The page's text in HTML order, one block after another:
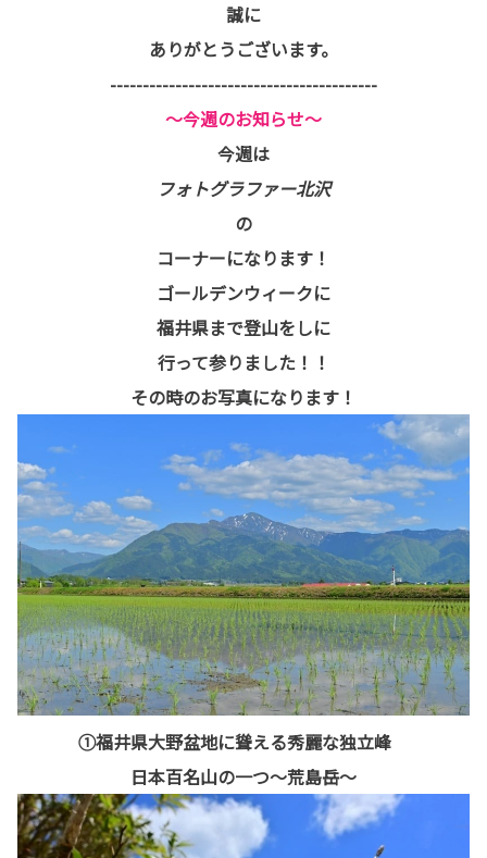
誠に
ありがとうございます。
-----------------------------------------
～今週のお知らせ～
今週は
フォトグラファー北沢
の
コーナーになります！
ゴールデンウィークに
福井県まで登山をしに
行って参りました！！
その時のお写真になります！
①福井県大野盆地に聳える秀麗な独立峰
日本百名山の一つ～荒島岳～